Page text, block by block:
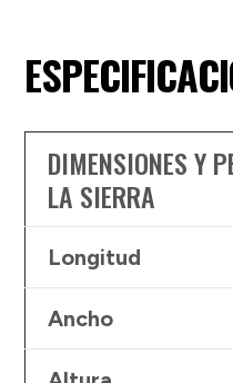
DIMENSIONES Y
LA SIERRA
Longitud
Ancho